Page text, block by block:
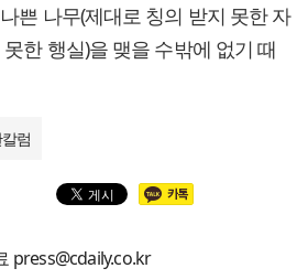
쁜 나무(제대로 칭의 받지 못한 자
한 행실)을 맺을 수밖에 없기 때
럼
press@cdaily.co.kr